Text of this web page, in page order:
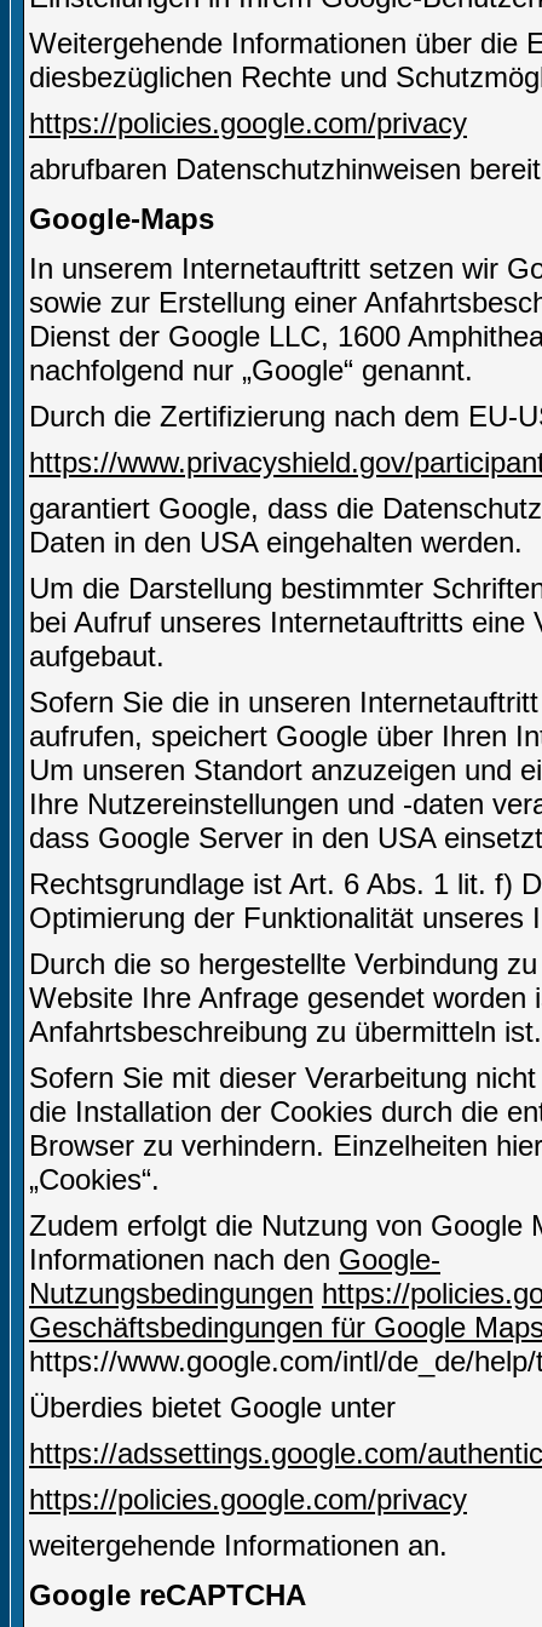
Weitergehende Informationen über die
diesbezüglichen Rechte und
https://policies.google.com/privacy
abrufbaren Datenschutzhinweisen
Google-Maps
In unserem Internetauftritt setzen wir
sowie zur Erstellung einer
Dienst der Google LLC, 1600
nachfolgend nur „Google“ genannt.
Durch die Zertifizierung nach dem EU-
https://www.privacyshield.gov/
garantiert Google, dass die
Daten in den USA eingehalten werden.
Um die Darstellung bestimmter
bei Aufruf unseres Internetauftritts eine
aufgebaut.
Sofern Sie die in unseren
aufrufen, speichert Google über Ihren
Um unseren Standort anzuzeigen und
Ihre Nutzereinstellungen und -daten
dass Google Server in den USA
Rechtsgrundlage ist Art. 6 Abs. 1 lit. f)
Optimierung der Funktionalität unseres
Durch die so hergestellte Verbindung
Website Ihre Anfrage gesendet
Anfahrtsbeschreibung zu übermitteln ist.
Sofern Sie mit dieser Verarbeitung
die Installation der Cookies durch die
Browser zu verhindern. Einzelheiten
„Cookies“.
Zudem erfolgt die Nutzung von Google
Informationen nach den Google-
Nutzungsbedingungen https://
Geschäftsbedingungen für Google
https://www.google.com/intl/de_de/
Überdies bietet Google unter
https://adssettings.google.com/
https://policies.google.com/privacy
weitergehende Informationen an.
Google reCAPTCHA